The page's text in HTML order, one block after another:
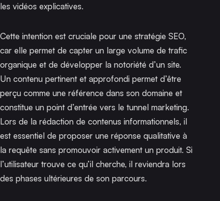
les vidéos explicatives.
Cette intention est cruciale pour une stratégie SEO,
car elle permet de capter un large volume de trafic
organique et de développer la notoriété d’un site.
Un contenu pertinent et approfondi permet d’être
perçu comme une référence dans son domaine et
constitue un point d’entrée vers le tunnel marketing.
Lors de la rédaction de contenus informationnels, il
est essentiel de proposer une réponse qualitative à
la requête sans promouvoir activement un produit. Si
l’utilisateur trouve ce qu’il cherche, il reviendra lors
des phases ultérieures de son parcours.